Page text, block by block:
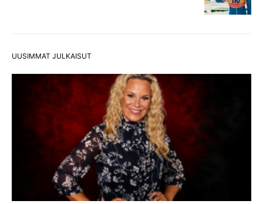
UUSIMMAT JULKAISUT